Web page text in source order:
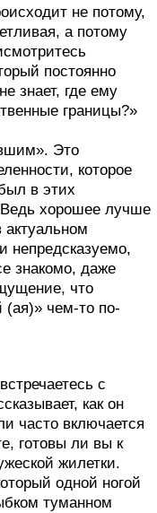
не потому,
а потому
постоянно
знает, где ему
границы?»
Это
которое
в этих
Ведь хорошее лучше
актуальном
непредсказуемо,
знакомо, даже
что
чем-то по-
с
как он
часто включается
готовы ли вы к
жилетки.
одной ногой
туманном